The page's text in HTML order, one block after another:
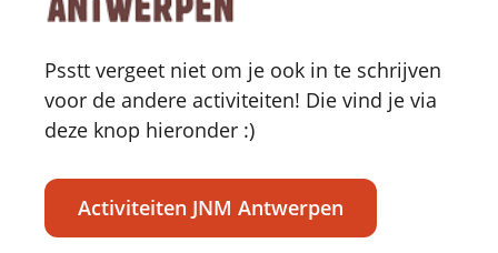
Psstt vergeet niet om je ook in te schrijven
voor de andere activiteiten! Die vind je via
deze knop hieronder :)
Activiteiten JNM Antwerpen